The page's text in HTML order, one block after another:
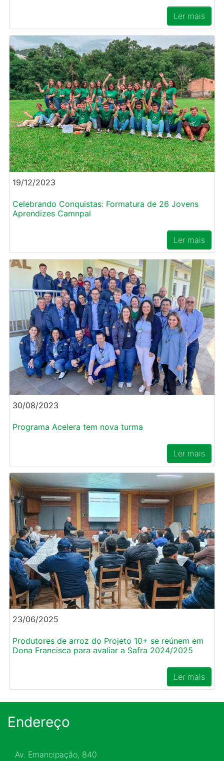
Ler mais
19/12/2023
Celebrando Conquistas: Formatura de 26 Jovens
Aprendizes Camnpal
Ler mais
30/08/2023
Programa Acelera tem nova turma
Ler mais
23/06/2025
Produtores de arroz do Projeto 10+ se reúnem em
Dona Francisca para avaliar a Safra 2024/2025
Ler mais
Endereço
Av. Emancipação, 840